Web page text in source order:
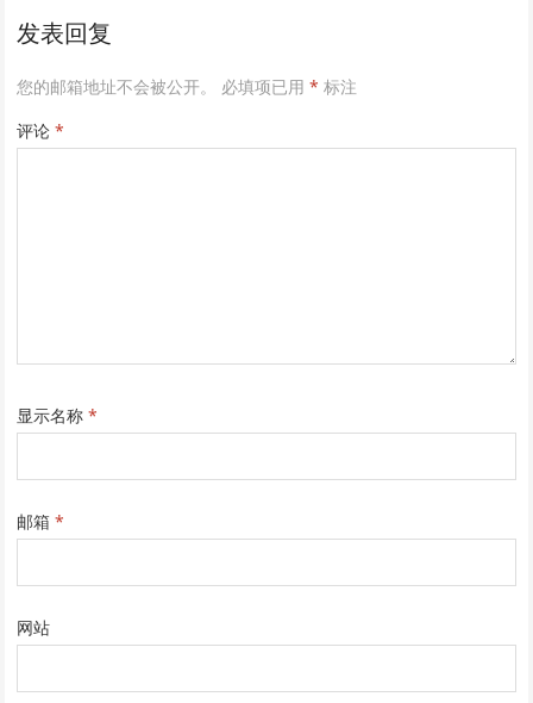
发表回复
您的邮箱地址不会被公开。 必填项已用* 标注
评论*
显示名称*
邮箱*
网站